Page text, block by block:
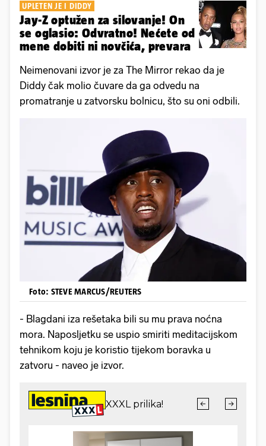
UPLETEN JE I DIDDY
Jay-Z optužen za silovanje! On
se oglasio: Odvratno! Nećete od
mene dobiti ni novčića, prevara
Neimenovani izvor je za The Mirror rekao da je
Diddy čak molio čuvare da ga odvedu na
promatranje u zatvorsku bolnicu, što su oni odbili.
Foto: STEVE MARCUS/REUTERS
- Blagdani iza rešetaka bili su mu prava noćna
mora. Naposljetku se uspio smiriti meditacijskom
tehnikom koju je koristio tijekom boravka u
zatvoru - naveo je izvor.